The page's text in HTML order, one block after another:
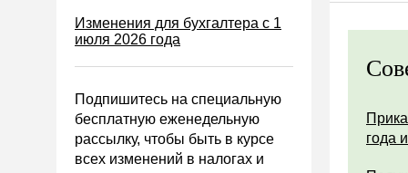
Управленческий учет
Анализ хозяйственной
Охрана труда и аттестация
Охрана труда
Изменения для бухгалтера с 1
июля 2026 года
Подпишитесь на специальную
бесплатную еженедельную
рассылку, чтобы быть в курсе
всех изменений в налогах и
года